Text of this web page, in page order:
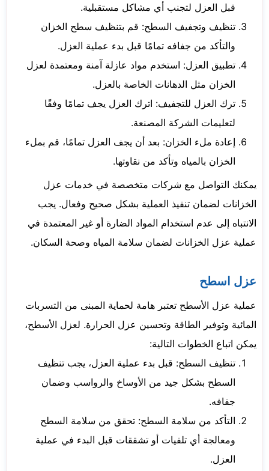
قبل العزل لتجنب أي مشاكل مستقبلية.
تنظيف وتجفيف السطح: قم بتنظيف سطح الخزان
والتأكد من جفافه تمامًا قبل بدء عملية العزل.
تطبيق العزل: استخدم مواد عازلة آمنة ومعتمدة لعزل
الخزان مثل الدهانات الخاصة بالعزل.
ترك العزل للتجفيف: اترك العزل يجف تمامًا وفقًا
لتعليمات الشركة المصنعة.
إعادة ملء الخزان: بعد أن يجف العزل تمامًا، قم بملء
الخزان بالمياه وتأكد من نقاوتها.
يمكنك التواصل مع شركات متخصصة في خدمات عزل
الخزانات لضمان تنفيذ العملية بشكل صحيح وفعال. يجب
الانتباه إلى عدم استخدام المواد الضارة أو غير المعتمدة في
عملية عزل الخزانات لضمان سلامة المياه وصحة السكان.
عزل اسطح
عملية عزل الأسطح تعتبر هامة لحماية المبنى من التسربات
المائية وتوفير الطاقة وتحسين عزل الحرارة. لعزل الأسطح،
يمكن اتباع الخطوات التالية:
تنظيف السطح: قبل بدء عملية العزل، يجب تنظيف
السطح بشكل جيد من الأوساخ والرواسب وضمان
جفافه.
التأكد من سلامة السطح: تحقق من سلامة السطح
ومعالجة أي تلفيات أو تشققات قبل البدء في عملية
العزل.